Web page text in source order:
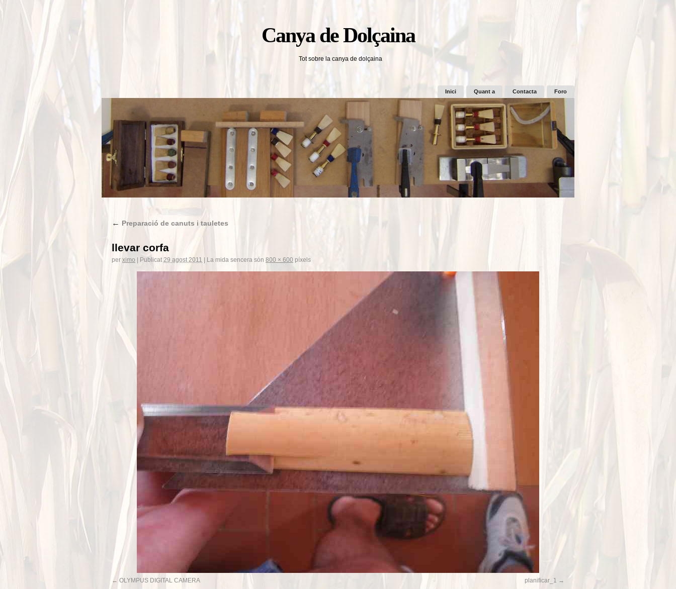
Canya de Dolçaina
Tot sobre la canya de dolçaina
Inici Quant a Contacta Foro
← Preparació de canuts i tauletes
llevar corfa
per ximo Publicat 29 agost 2011 La mida sencera són 800 × 600 píxels
OLYMPUS DIGITAL CAMERA planificar_1